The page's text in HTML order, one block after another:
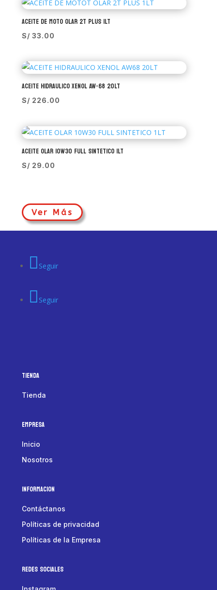
ACEITE DE MOTO OLAR 2T PLUS 1LT
S/ 33.00
ACEITE HIDRAULICO XENOL AW-68 20LT
S/ 226.00
ACEITE OLAR 10W30 FULL SINTETICO 1LT
S/ 29.00
Ver Más
Seguir
Seguir
Tienda
Tienda
Empresa
Inicio
Nosotros
Informacion
Contáctanos
Políticas de privacidad
Políticas de la Empresa
Redes Sociales